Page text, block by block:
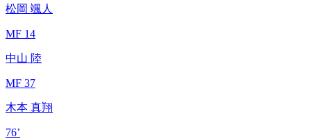
松岡 颯人
MF 14
中山 陸
MF 37
木本 真翔
76’